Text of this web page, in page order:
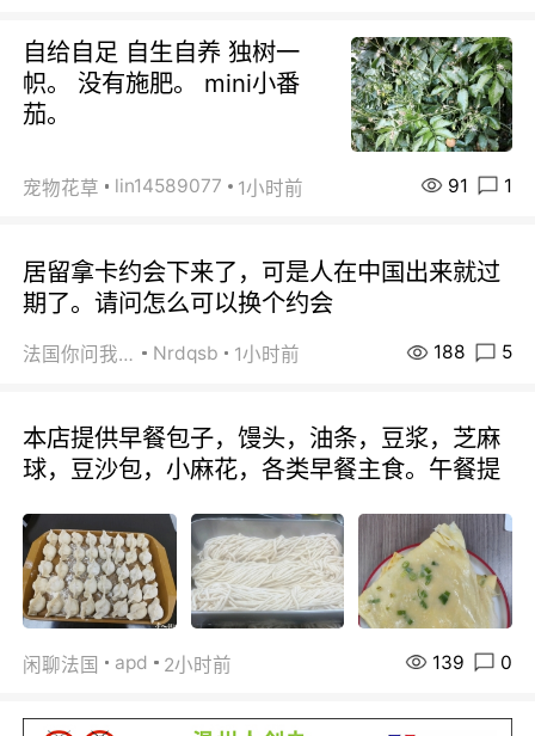
自给自足 自生自养 独树一
帜。 没有施肥。 mini小番
茄。
宠物花草 lin14589077 1小时前 91 1
居留拿卡约会下来了，可是人在中国出来就过
期了。请问怎么可以换个约会
法国你问我答 Nrdqsb 1小时前 188 5
本店提供早餐包子，馒头，油条，豆浆，芝麻
球，豆沙包，小麻花，各类早餐主食。午餐提
闲聊法国 apd 2小时前 139 0